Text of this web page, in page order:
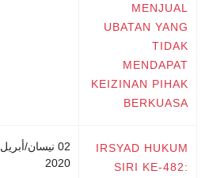
MENJUAL
UBATAN YANG
TIDAK
MENDAPAT
KEIZINAN PIHAK
BERKUASA
IRSYAD HUKUM
SIRI KE-482:
02 نيسان/أبريل
2020